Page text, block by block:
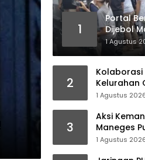
1
Portal
Dijebol
Ekonomi
1 Agustus
2
Kolaborasi
Kelurahan
untuk
1 Agustus
3
Aksi
Maneges
Berbagi
1 Agustus